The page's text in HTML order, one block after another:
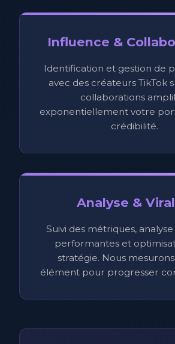
Influence &
Identification et gestion de
avec des créateurs TikTok
collaborations
exponentiellement votre
crédibilité.
Analyse &
Suivi des métriques,
performantes et
stratégie. Nous
élément pour progresser